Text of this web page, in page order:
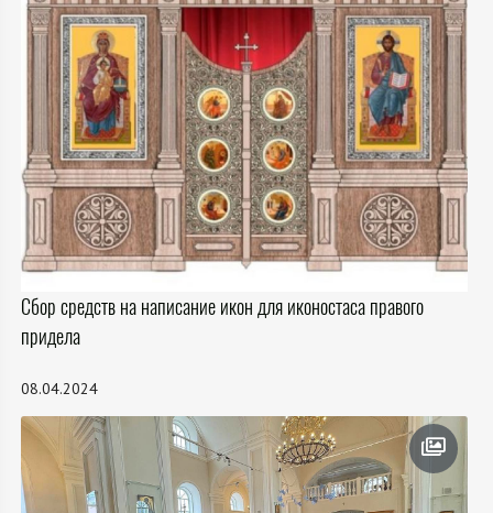
Сбор средств на написание икон для иконостаса правого
придела
08.04.2024